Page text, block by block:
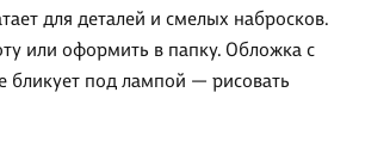
для деталей и смелых набросков.
или оформить в папку. Обложка с
бликует под лампой — рисовать